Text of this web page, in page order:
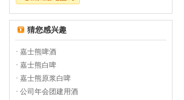
猜您感兴趣
· 嘉士熊啤酒
· 嘉士熊白啤
· 嘉士熊原浆白啤
· 公司年会团建用酒